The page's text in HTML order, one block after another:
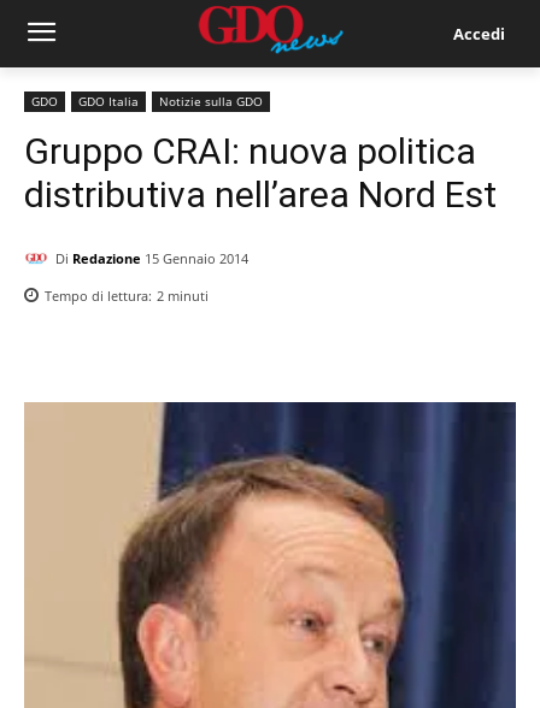
Accedi
GDO GDO Italia Notizie sulla GDO
Gruppo CRAI: nuova politica
distributiva nell’area Nord Est
Di Redazione 15 Gennaio 2014
Tempo di lettura: 2 minuti